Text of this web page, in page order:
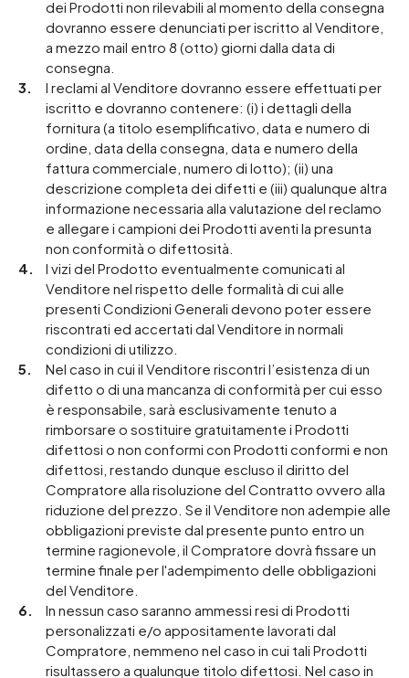
dei Prodotti non rilevabili al momento della consegna
dovranno essere denunciati per iscritto al Venditore,
a mezzo mail entro 8 (otto) giorni dalla data di
consegna.
I reclami al Venditore dovranno essere effettuati per
iscritto e dovranno contenere: (i) i dettagli della
fornitura (a titolo esemplificativo, data e numero di
ordine, data della consegna, data e numero della
fattura commerciale, numero di lotto); (ii) una
descrizione completa dei difetti e (iii) qualunque altra
informazione necessaria alla valutazione del reclamo
e allegare i campioni dei Prodotti aventi la presunta
non conformità o difettosità.
I vizi del Prodotto eventualmente comunicati al
Venditore nel rispetto delle formalità di cui alle
presenti Condizioni Generali devono poter essere
riscontrati ed accertati dal Venditore in normali
condizioni di utilizzo.
Nel caso in cui il Venditore riscontri l’esistenza di un
difetto o di una mancanza di conformità per cui esso
è responsabile, sarà esclusivamente tenuto a
rimborsare o sostituire gratuitamente i Prodotti
difettosi o non conformi con Prodotti conformi e non
difettosi, restando dunque escluso il diritto del
Compratore alla risoluzione del Contratto ovvero alla
riduzione del prezzo. Se il Venditore non adempie alle
obbligazioni previste dal presente punto entro un
termine ragionevole, il Compratore dovrà fissare un
termine finale per l'adempimento delle obbligazioni
del Venditore.
In nessun caso saranno ammessi resi di Prodotti
personalizzati e/o appositamente lavorati dal
Compratore, nemmeno nel caso in cui tali Prodotti
risultassero a qualunque titolo difettosi. Nel caso in